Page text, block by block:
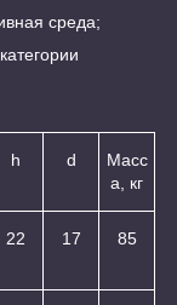
среда;
h d
Масс
а, кг
22 17 85